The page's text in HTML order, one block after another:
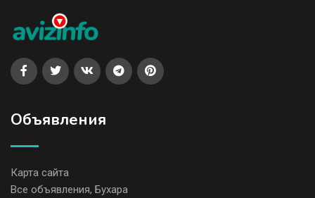
Объявления
Карта сайта
Все объявления, Бухара